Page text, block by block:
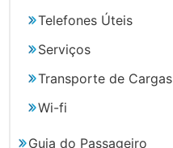
Telefones Úteis
Serviços
Transporte de Cargas
Wi-fi
Guia do Passageiro